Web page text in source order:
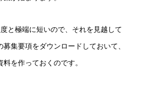
と極端に短いので、それを見越して
集要項をダウンロードしておいて、
を作っておくのです。